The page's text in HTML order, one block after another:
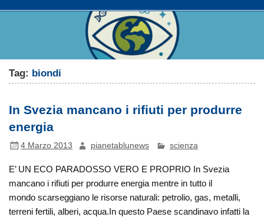
Tag: biondi
In Svezia mancano i rifiuti per produrre
energia
4 Marzo 2013 pianetablunews scienza
E’ UN ECO PARADOSSO VERO E PROPRIO In Svezia
mancano i rifiuti per produrre energia mentre in tutto il
mondo scarseggiano le risorse naturali: petrolio, gas, metalli,
terreni fertili, alberi, acqua.In questo Paese scandinavo infatti la